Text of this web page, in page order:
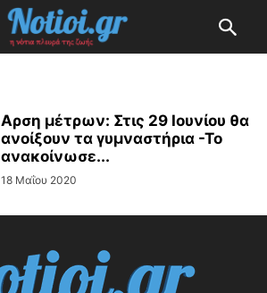
Αρση μέτρων: Στις 29 Ιουνίου θα
ανοίξουν τα γυμναστήρια -Το
ανακοίνωσε...
18 Μαΐου 2020